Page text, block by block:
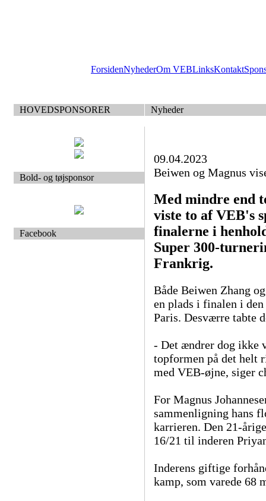
ForsidenNyhederOm VEBLinksKontakt
HOVEDSPONSORER Nyheder
Bold- og tøjsponsor
Facebook
09.04.2023
Beiwen og Magnus
Med mindre end
viste to af VEB's
finalerne i
Super 300-
Frankrig.
Både Beiwen Zhang
en plads i finalen i
Paris. Desværre tabte
- Det ændrer dog ikke
topformen på det helt
med VEB-øjne, siger
For Magnus
sammenligning hans
karrieren. Den 21-
16/21 til inderen
Inderens giftige
kamp, som varede 68